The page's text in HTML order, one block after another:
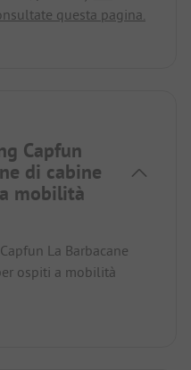
questa pagina.
Capfun
di cabine
mobilità
La Barbacane
ospiti a mobilità